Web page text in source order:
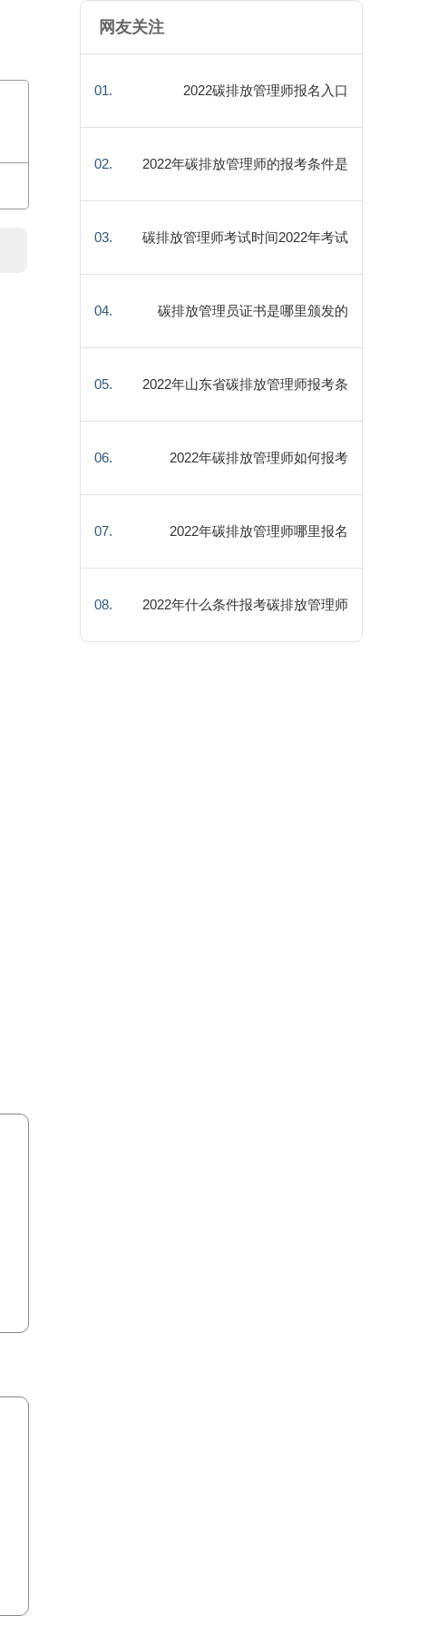
网友关注
01. 2022碳排放管理师报名入口
02. 2022年碳排放管理师的报考条件是
什么
03. 碳排放管理师考试时间2022年考试
科目
04. 碳排放管理员证书是哪里颁发的
05. 2022年山东省碳排放管理师报考条
件
06. 2022年碳排放管理师如何报考
07. 2022年碳排放管理师哪里报名
08. 2022年什么条件报考碳排放管理师